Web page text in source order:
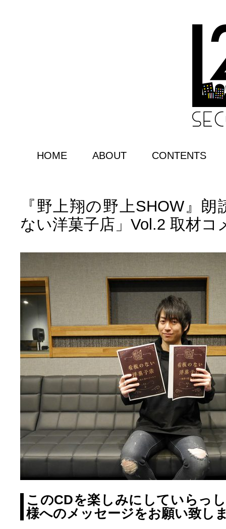
HOME ABOUT CONTENTS
『野上翔の野上SHOW』
ない洋菓子店」Vol.2 取材コ
このCDを楽しみにしていらっ
様へのメッセージをお願い致し